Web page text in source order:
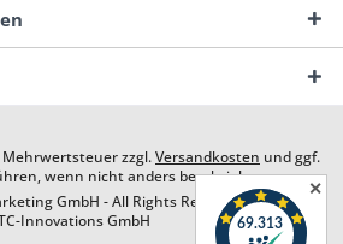
Mehrwertsteuer zzgl.Versandkosten und ggf.
wenn nicht anders beschrieben
GmbH - All Rights Reserved. Design by
Innovations GmbH
✕